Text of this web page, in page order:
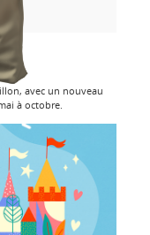
avec un nouveau
à octobre.